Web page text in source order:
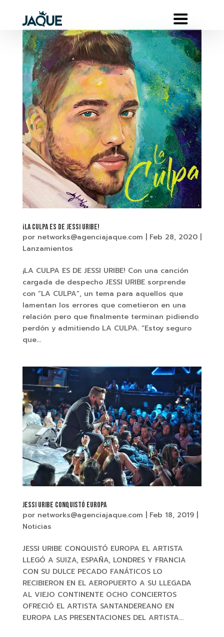
¡LA CULPA ES DE JESSI URIBE!
por networks@agenciajaque.com Feb 28, 2020|
Lanzamientos
¡LA CULPA ES DE JESSI URIBE! Con una canción
cargada de despecho JESSI URIBE sorprende
con “LA CULPA”, un tema para aquellos que
lamentan los errores que cometieron en una
relación pero que finalmente terminan pidiendo
perdón y admitiendo LA CULPA. “Estoy seguro
que...
JESSI URIBE CONQUISTÓ EUROPA
por networks@agenciajaque.com Feb 18, 2019|
Noticias
JESSI URIBE CONQUISTÓ EUROPA EL ARTISTA
LLEGÓ A SUIZA, ESPAÑA, LONDRES Y FRANCIA
CON SU DULCE PECADO FANÁTICOS LO
RECIBIERON EN EL AEROPUERTO A SU LLEGADA
AL VIEJO CONTINENTE OCHO CONCIERTOS
OFRECIÓ EL ARTISTA SANTANDEREANO EN
EUROPA LAS PRESENTACIONES DEL ARTISTA...